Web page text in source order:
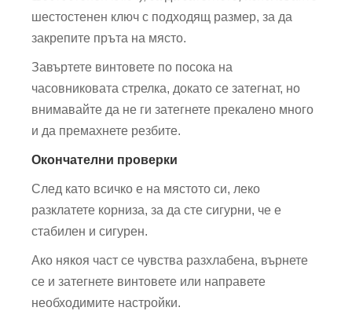
шестостенен ключ с подходящ размер, за да
закрепите пръта на място.
Завъртете винтовете по посока на
часовниковата стрелка, докато се затегнат, но
внимавайте да не ги затегнете прекалено много
и да премахнете резбите.
Окончателни проверки
След като всичко е на мястото си, леко
разклатете корниза, за да сте сигурни, че е
стабилен и сигурен.
Ако някоя част се чувства разхлабена, върнете
се и затегнете винтовете или направете
необходимите настройки.